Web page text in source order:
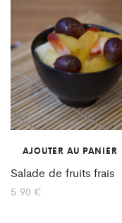
AJOUTER AU PANIER
Salade de fruits frais
5.90 €